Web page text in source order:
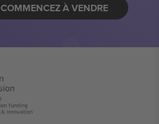
COMMENCEZ À VENDRE